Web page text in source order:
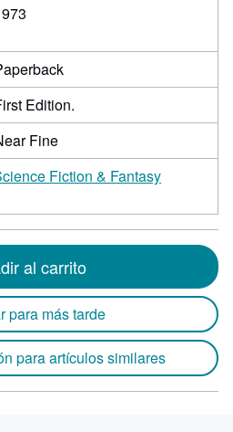
Edition.
Fine
Fiction & Fantasy
al carrito
para más tarde
para artículos similares